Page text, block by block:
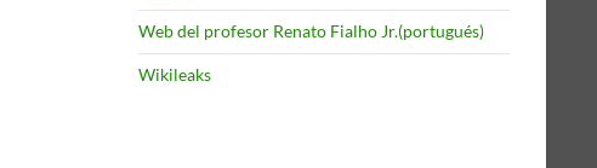
Web del profesor Renato Fialho Jr.(portugués)
Wikileaks